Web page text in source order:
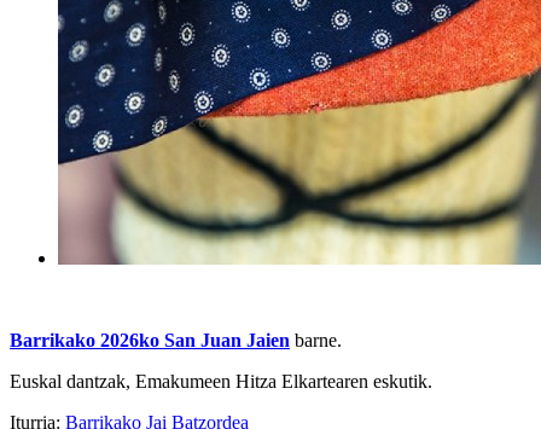
Barrikako 2026ko San Juan Jaien barne.
Euskal dantzak, Emakumeen Hitza Elkartearen eskutik.
Iturria: Barrikako Jai Batzordea